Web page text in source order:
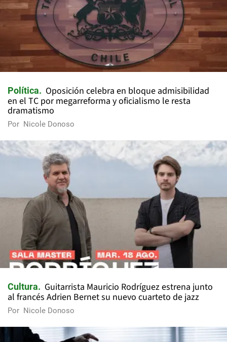
Política
Oposición celebra en bloque admisibilidad
en el TC por megarreforma y oficialismo le resta
dramatismo
Por Nicole Donoso
Cultura
Guitarrista Mauricio Rodríguez estrena junto
al francés Adrien Bernet su nuevo cuarteto de jazz
Por Nicole Donoso